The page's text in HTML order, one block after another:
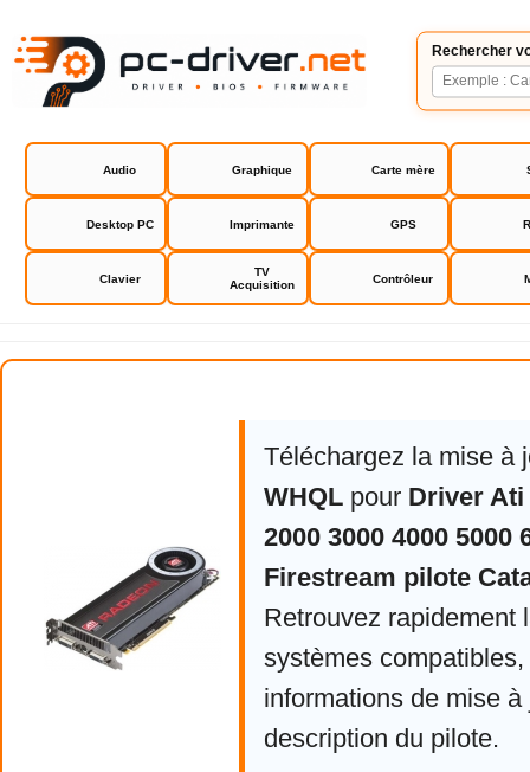
Rechercher
Audio Graphique Carte mère
Desktop PC Imprimante GPS
Clavier
TV
Acquisition
Contrôleur
Driver Ati Radeon HD 2000 3000
Téléchargez la mise à
WHQL pour Driver Ati
2000 3000 4000 5000
Firestream pilote
Retrouvez rapidement
systèmes compatibles,
informations de mise à
description du pilote.